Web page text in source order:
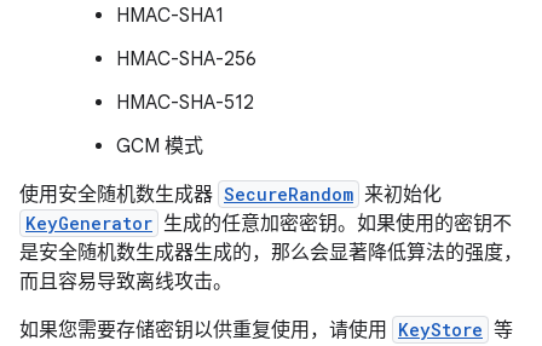
HMAC-SHA1
HMAC-SHA-256
HMAC-SHA-512
GCM 模式
使用安全随机数生成器 SecureRandom 来初始化
KeyGenerator 生成的任意加密密钥。如果使用的密钥不
是安全随机数生成器生成的，那么会显著降低算法的强度，
而且容易导致离线攻击。
如果您需要存储密钥以供重复使用，请使用
KeyStore 等